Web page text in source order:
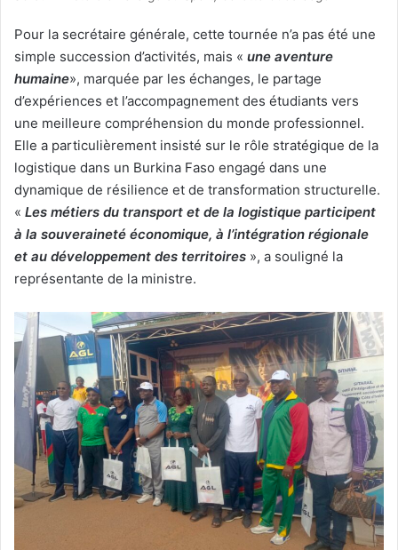
Pour la secrétaire générale, cette tournée n’a pas été une
simple succession d’activités, mais « une aventure
humaine», marquée par les échanges, le partage
d’expériences et l’accompagnement des étudiants vers
une meilleure compréhension du monde professionnel.
Elle a particulièrement insisté sur le rôle stratégique de la
logistique dans un Burkina Faso engagé dans une
dynamique de résilience et de transformation structurelle.
« Les métiers du transport et de la logistique participent
à la souveraineté économique, à l’intégration régionale
et au développement des territoires », a souligné la
représentante de la ministre.